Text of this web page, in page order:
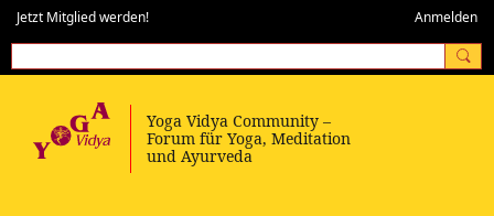
Jetzt Mitglied werden! Anmelden